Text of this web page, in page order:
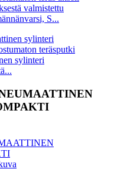
valmistettu
S...
sylinteri